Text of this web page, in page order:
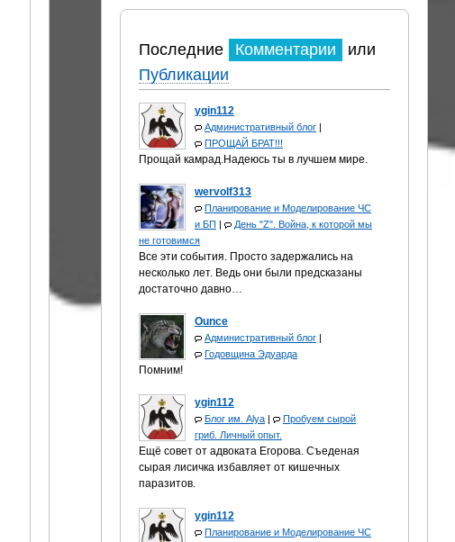
Последние Комментарии
или
Публикации
ygin112
Административный блог |
ПРОЩАЙ БРАТ!!!
Прощай камрад.Надеюсь ты в лучшем мире.
wervolf313
Планирование и Моделирование ЧС
и БП |
День "Z". Война, к которой мы
не готовимся
Все эти события. Просто задержались на
несколько лет. Ведь они были предсказаны
достаточно давно…
Ounce
Административный блог |
Годовщина Эдуарда
Помним!
ygin112
Блог им. Alya |
Пробуем сырой
гриб. Личный опыт.
Ещё совет от адвоката Егорова. Съеденая
сырая лисичка избавляет от кишечных
паразитов.
ygin112
Планирование и Моделирование ЧС